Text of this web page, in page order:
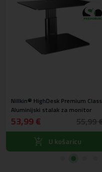
Nillkin® HighDesk Premium Class
Aluminijski stalak za monitor
53,99 €
U košaricu